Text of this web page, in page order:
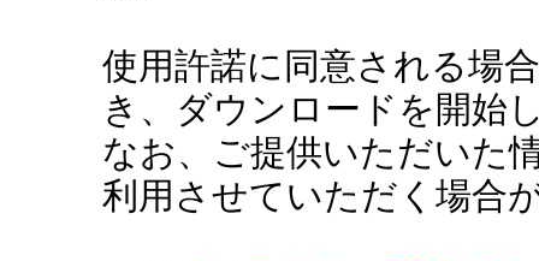
使用許諾に同意される場
き、ダウンロードを開始
なお、ご提供いただいた
利用させていただく場合